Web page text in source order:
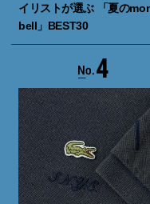
イリストが選ぶ 「夏の
bell」BEST30
4